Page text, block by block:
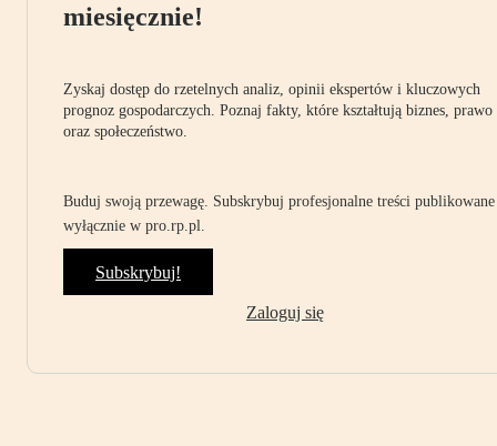
miesięcznie!
Zyskaj dostęp do rzetelnych analiz, opinii ekspertów i kluczowych
prognoz gospodarczych. Poznaj fakty, które kształtują biznes, prawo
oraz społeczeństwo.
Buduj swoją przewagę. Subskrybuj profesjonalne treści publikowane
wyłącznie w pro.rp.pl.
Subskrybuj!
Zaloguj się